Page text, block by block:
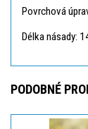
Povrchová
Délka násady:
PODOBNÉ